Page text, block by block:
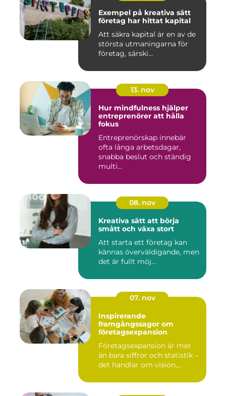
Exempel på kreativa sätt
företag har hittat kapital
Att säkra kapital är en av de
största utmaningarna för
företag, särski...
13. nov
Hur mindfulness hjälper
entreprenörer att hålla
fokus
Entreprenörskap innebär
ofta långa arbetsdagar,
snabba beslut och ständig
multi...
08. nov
Kreativa sätt att börja
smått och växa stort
Att starta ett företag kan
kännas överväldigande, men
det är fullt möj...
07. nov
Inspirerande
framgångssagor om
företagsexpansion
Företagsexpansion är mer
än bara siffror och statistik –
det handlar om vision,...